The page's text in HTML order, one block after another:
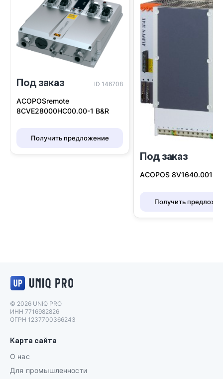
Под заказ ID 146708
ACOPOSremote
8CVE28000HC00.00-1 B&R
Получить предложение
Под заказ
ACOPOS 8V1640.001-2
Получить
© 2026 UNIQ PRO
ИНН 7716982826
ОГРН 1237700366243
Карта сайта
О нас
Для промышленности